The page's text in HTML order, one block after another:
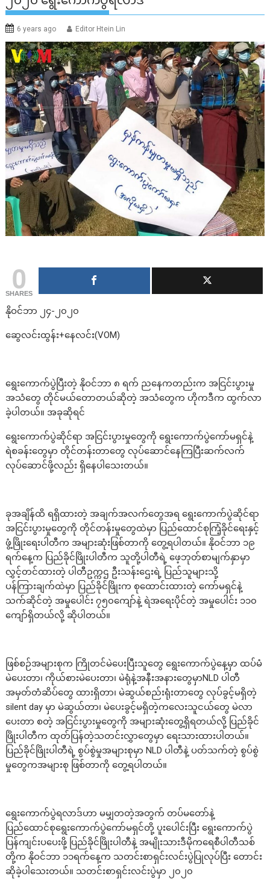
6 years ago Editor Htein Lin
0
SHARES
နိုဝင်ဘာ ၂၄-၂၀၂၀
ဆွေလင်းထွန်း+နေလင်း(VOM)
ရွေးကောက်ပွဲပြီးတဲ့ နိုဝင်ဘာ ၈ ရက် ညနေကတည်းက အငြင်းပွားမှု
အသံတွေ တိုင်မယ်တောတယ်ဆိုတဲ့ အသံတွေက ဟိုကဒီက ထွက်လာ
ခဲ့ပါတယ်။ အခုဆိုရင်
ရွေးကောက်ပွဲဆိုင်ရာ အငြင်းပွားမှုတွေကို ရွေးကောက်ပွဲကော်မရှင်နဲ့
ရဲစခန်းတွေမှာ တိုင်တန်းတာတွေ လုပ်ဆောင်နေကြပြီးဆက်လက်
လုပ်ဆောင်ဖို့လည်း ရှိနေပါသေးတယ်။
ခုအချိန်ထိ ရရှိထားတဲ့ အချက်အလက်တွေအရ ရွေးကောက်ပွဲဆိုင်ရာ
အငြင်းပွားမှုတွေကို တိုင်တန်းမှုတွေထဲမှာ ပြည်ထောင်စုကြံ့ခိုင်ရေးနှင့်
ဖွံ့ဖြိုးရေးပါတီက အများဆုံးဖြစ်တာကို တွေ့ရပါတယ်။ နိုဝင်ဘာ ၁၉
ရက်နေ့က ပြည်ခိုင်ဖြိုးပါတီက သူတို့ပါတီရဲ့ ဖေ့ဘုတ်စာမျက်နှာမှာ
လွှင့်တင်ထားတဲ့ ပါတီဥက္ကဌ ဦးသန်းဌေးရဲ့ ပြည်သူများသို့
ပန်ကြားချက်ထဲမှာ ပြည်ခိုင်ဖြိုးက စုထောင်းထားတဲ့ ကော်မရှင်နဲ့
သက်ဆိုင်တဲ့ အမှုပေါင်း ၇၅၀ကျော်နဲ့ ရဲအရေးပိုင်တဲ့ အမှုပေါင်း ၁၁၀
ကျော်ရှိတယ်လို့ ဆိုပါတယ်။
ဖြစ်စဉ်အများစုက ကြိုတင်မဲပေးပြီးသူတွေ ရွေးကောက်ပွဲနေ့မှာ ထပ်မံ
မဲပေးတာ၊ ကိုယ်စားမဲပေးတာ၊ မဲရုံနဲ့အနီးအနားတွေမှာNLD ပါတီ
အမှတ်တံဆိပ်တွေ ထားရှိတာ၊ မဲဆွယ်စည်းရုံးတာတွေ လုပ်ခွင့်မရှိတဲ့
silent day မှာ မဲဆွယ်တာ၊ မဲပေးခွင့်မရှိတဲ့ကလေးသူငယ်တွေ မဲလာ
ပေးတာ စတဲ့ အငြင်းပွားမှုတွေကို အများဆုံးတွေ့ရှိရတယ်လို့ ပြည်ခိုင်
ဖြိုးပါတီက ထုတ်ပြန်တဲ့သတင်းလွှာတွေမှာ ရေးသားထားပါတယ်။
ပြည်ခိုင်ဖြိုးပါတီရဲ့ စွပ်စွဲမှုအများစုမှာ NLD ပါတီနဲ့ ပတ်သက်တဲ့ စွပ်စွဲ
မှုတွေကအများစု ဖြစ်တာကို တွေ့ရပါတယ်။
ရွေးကောက်ပွဲရလာဒ်ဟာ မမျှတတဲ့အတွက် တပ်မတော်နဲ့
ပြည်ထောင်စုရွေးကောက်ပွဲကော်မရှင်တို့ ပူးပေါင်းပြီး ရွေးကောက်ပွဲ
ပြန်ကျင်းပပေးဖို့ ပြည်ခိုင်ဖြိုးပါတီနဲ့ အမျိုးသားဒီမိုကရေစီပါတီသစ်
တို့က နိုဝင်ဘာ ၁၁ရက်နေ့က သတင်းစာရှင်းလင်းပွဲပြုလုပ်ပြီး တောင်း
ဆိုခဲ့ပါသေးတယ်။ သတင်းစာရှင်းလင်းပွဲမှာ ၂၀၂၀